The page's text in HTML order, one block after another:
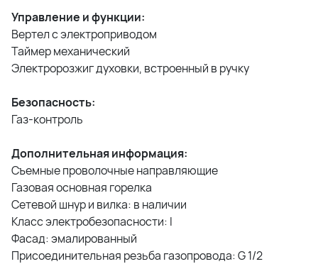
Управление и функции:
Вертел с электроприводом
Таймер механический
Электророзжиг духовки, встроенный в ручку
Безопасность:
Газ-контроль
Дополнительная информация:
Съемные проволочные направляющие
Газовая основная горелка
Сетевой шнур и вилка: в наличии
Класс электробезопасности: I
Фасад: эмалированный
Присоединительная резьба газопровода: G 1/2